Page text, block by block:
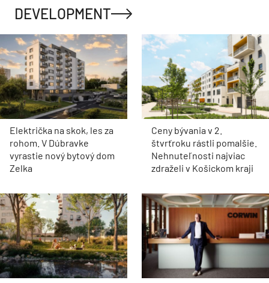
DEVELOPMENT
Električka na skok, les za
rohom. V Dúbravke
vyrastie nový bytový dom
Zelka
Ceny bývania v 2.
štvrťroku rástli pomalšie.
Nehnuteľnosti najviac
zdraželi v Košickom kraji